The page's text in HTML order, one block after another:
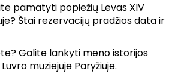
pamatyti popiežių Levas XIV
Štai rezervacijų pradžios data ir
Galite lankyti meno istorijos
muziejuje Paryžiuje.